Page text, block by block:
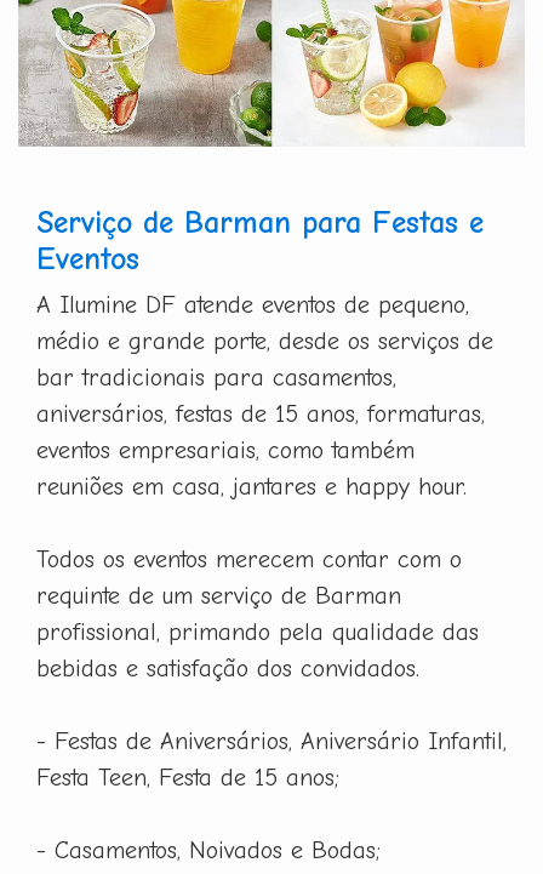
Serviço de Barman para Festas e
Eventos
A Ilumine DF atende eventos de pequeno,
médio e grande porte, desde os serviços de
bar tradicionais para casamentos,
aniversários, festas de 15 anos, formaturas,
eventos empresariais, como também
reuniões em casa, jantares e happy hour.
Todos os eventos merecem contar com o
requinte de um serviço de Barman
profissional, primando pela qualidade das
bebidas e satisfação dos convidados.
- Festas de Aniversários, Aniversário Infantil,
Festa Teen, Festa de 15 anos;
- Casamentos, Noivados e Bodas;